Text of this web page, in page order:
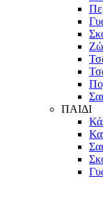
ΠΑΙΔΙ